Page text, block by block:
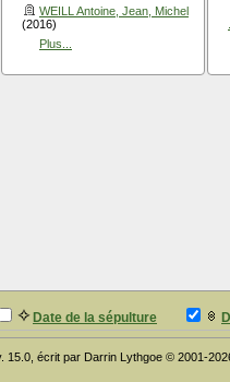
WEILL Antoine, Jean, Michel
(2016)
Plus...
Date de la sépulture
15.0, écrit par Darrin Lythgoe © 2001-